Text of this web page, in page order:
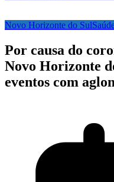
Novo Horizonte do Sul
Por causa do
Novo Horizonte
eventos com